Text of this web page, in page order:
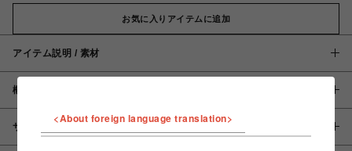
お気に入りアイテムに追加
アイテム説明 / 素材
概要
サイズ
<About foreign language translation>